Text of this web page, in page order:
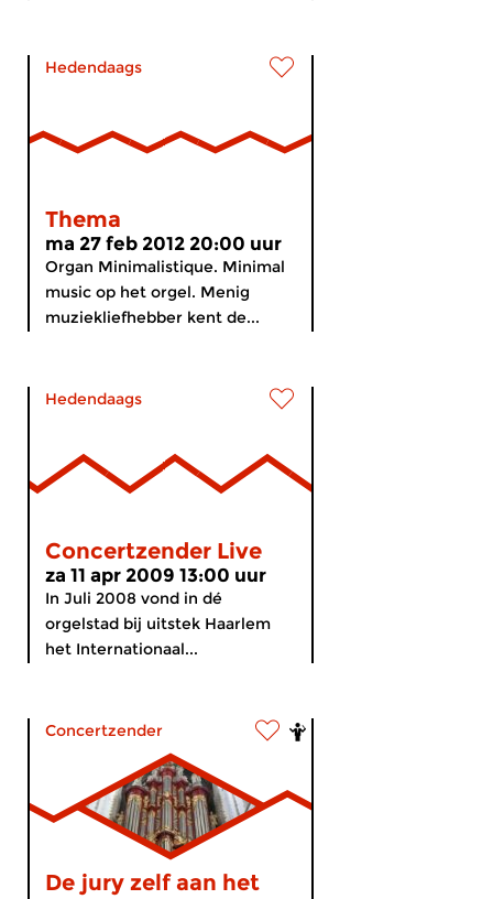
Hedendaags
Thema
ma 27 feb 2012 20:00 uur
Organ Minimalistique. Minimal
music op het orgel. Menig
muziekliefhebber kent de...
Hedendaags
Concertzender Live
za 11 apr 2009 13:00 uur
In Juli 2008 vond in dé
orgelstad bij uitstek Haarlem
het Internationaal...
Concertzender
De jury zelf aan het